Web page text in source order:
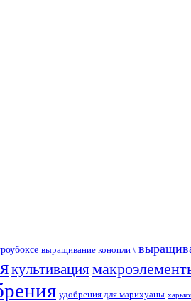
выращивание конопли \
культивация
удобрения для марихуаны